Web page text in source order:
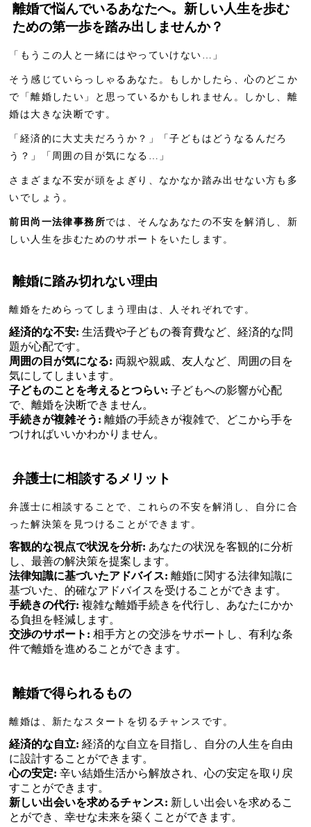
離婚で悩んでいるあなたへ。新しい人生を歩む
ための第一歩を踏み出しませんか？
「もうこの人と一緒にはやっていけない…」
そう感じていらっしゃるあなた。もしかしたら、心のどこか
で「離婚したい」と思っているかもしれません。しかし、離
婚は大きな決断です。
「経済的に大丈夫だろうか？」「子どもはどうなるんだろ
う？」「周囲の目が気になる…」
さまざまな不安が頭をよぎり、なかなか踏み出せない方も多
いでしょう。
前田尚一法律事務所では、そんなあなたの不安を解消し、新
しい人生を歩むためのサポートをいたします。
離婚に踏み切れない理由
離婚をためらってしまう理由は、人それぞれです。
経済的な不安: 生活費や子どもの養育費など、経済的な問
題が心配です。
周囲の目が気になる: 両親や親戚、友人など、周囲の目を
気にしてしまいます。
子どものことを考えるとつらい: 子どもへの影響が心配
で、離婚を決断できません。
手続きが複雑そう: 離婚の手続きが複雑で、どこから手を
つければいいかわかりません。
弁護士に相談するメリット
弁護士に相談することで、これらの不安を解消し、自分に合
った解決策を見つけることができます。
客観的な視点で状況を分析: あなたの状況を客観的に分析
し、最善の解決策を提案します。
法律知識に基づいたアドバイス: 離婚に関する法律知識に
基づいた、的確なアドバイスを受けることができます。
手続きの代行: 複雑な離婚手続きを代行し、あなたにかか
る負担を軽減します。
交渉のサポート: 相手方との交渉をサポートし、有利な条
件で離婚を進めることができます。
離婚で得られるもの
離婚は、新たなスタートを切るチャンスです。
経済的な自立: 経済的な自立を目指し、自分の人生を自由
に設計することができます。
心の安定: 辛い結婚生活から解放され、心の安定を取り戻
すことができます。
新しい出会いを求めるチャンス: 新しい出会いを求めるこ
とができ、幸せな未来を築くことができます。